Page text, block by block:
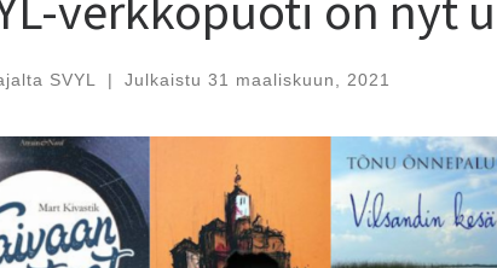
SVYL | Julkaistu 31 maaliskuun, 2021